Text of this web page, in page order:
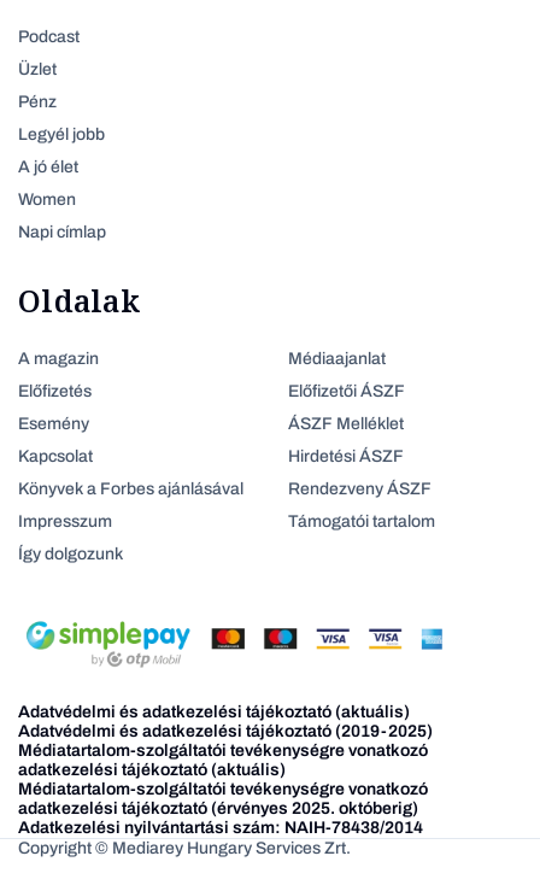
Podcast
Üzlet
Pénz
Legyél jobb
A jó élet
Women
Napi címlap
Oldalak
A magazin
Előfizetés
Esemény
Kapcsolat
Könyvek a Forbes ajánlásával
Impresszum
Így dolgozunk
Médiaajanlat
Előfizetői ÁSZF
ÁSZF Melléklet
Hirdetési ÁSZF
Rendezveny ÁSZF
Támogatói tartalom
Adatvédelmi és adatkezelési tájékoztató (aktuális)
Adatvédelmi és adatkezelési tájékoztató (2019-2025)
Médiatartalom-szolgáltatói tevékenységre vonatkozó
adatkezelési tájékoztató (aktuális)
Médiatartalom-szolgáltatói tevékenységre vonatkozó
adatkezelési tájékoztató (érvényes 2025. októberig)
Adatkezelési nyilvántartási szám: NAIH-78438/2014
Copyright © Mediarey Hungary Services Zrt.